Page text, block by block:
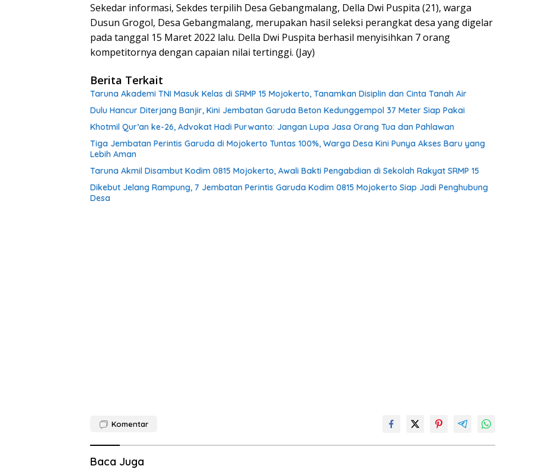
Sekedar informasi, Sekdes terpilih Desa Gebangmalang, Della Dwi Puspita (21), warga
Dusun Grogol, Desa Gebangmalang, merupakan hasil seleksi perangkat desa yang digelar
pada tanggal 15 Maret 2022 lalu. Della Dwi Puspita berhasil menyisihkan 7 orang
kompetitornya dengan capaian nilai tertinggi. (Jay)
Berita Terkait
Taruna Akademi TNI Masuk Kelas di SRMP 15 Mojokerto, Tanamkan Disiplin dan Cinta Tanah Air
Dulu Hancur Diterjang Banjir, Kini Jembatan Garuda Beton Kedunggempol 37 Meter Siap Pakai
Khotmil Qur’an ke-26, Advokat Hadi Purwanto: Jangan Lupa Jasa Orang Tua dan Pahlawan
Tiga Jembatan Perintis Garuda di Mojokerto Tuntas 100%, Warga Desa Kini Punya Akses Baru yang
Lebih Aman
Taruna Akmil Disambut Kodim 0815 Mojokerto, Awali Bakti Pengabdian di Sekolah Rakyat SRMP 15
Dikebut Jelang Rampung, 7 Jembatan Perintis Garuda Kodim 0815 Mojokerto Siap Jadi Penghubung
Desa
Komentar
Baca Juga